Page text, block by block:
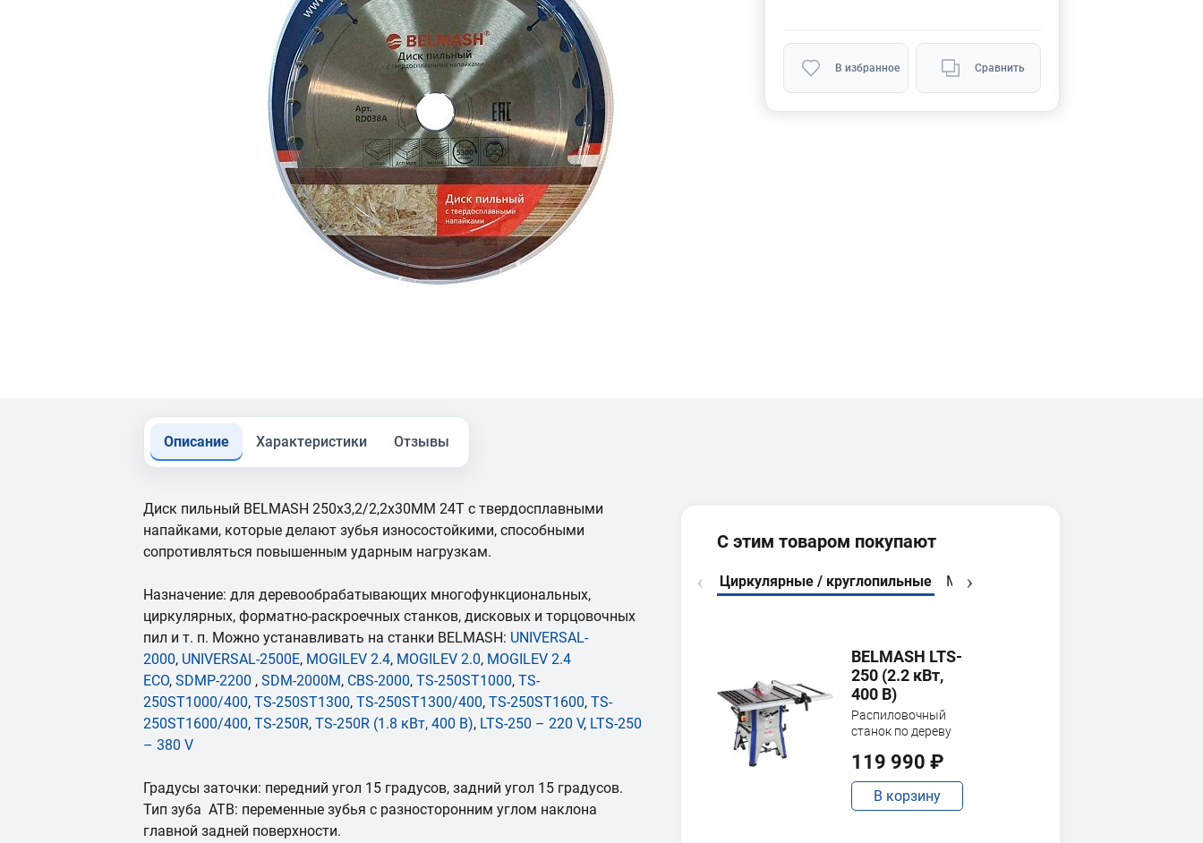
В избранное Сравнить
Описание Характеристики Отзывы
Диск пильный BELMASH 250х3,2/2,2х30ММ 24Т с твердосплавными
напайками, которые делают зубья износостойкими, способными
сопротивляться повышенным ударным нагрузкам.
Назначение: для деревообрабатывающих многофункциональных,
циркулярных, форматно-раскроечных станков, дисковых и торцовочных
пил и т. п. Можно устанавливать на станки BELMASH: UNIVERSAL-
2000, UNIVERSAL-2500E, MOGILEV 2.4, MOGILEV 2.0, MOGILEV 2.4
ECO, SDMP-2200 , SDM-2000M, CBS-2000, TS-250ST1000, TS-
250ST1000/400, TS-250ST1300, TS-250ST1300/400, TS-250ST1600, TS-
250ST1600/400, TS-250R, TS-250R (1.8 кВт, 400 В), LTS-250 – 220 V, LTS-250
– 380 V
Градусы заточки: передний угол 15 градусов, задний угол 15 градусов.
Тип зуба ATB: переменные зубья с разносторонним углом наклона
главной задней поверхности.
С этим товаром покупают
Циркулярные / круглопильные Многофункциональные
BELMASH LTS-
250 (2.2 кВт,
400 В)
Распиловочный
станок по дереву
119 990 ₽
В корзину